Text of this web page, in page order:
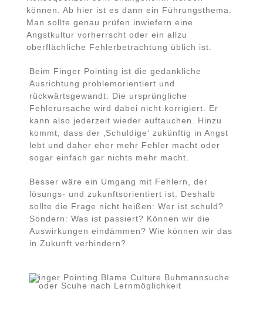
können. Ab hier ist es dann ein Führungsthema.
Man sollte genau prüfen inwiefern eine
Angstkultur vorherrscht oder ein allzu
oberflächliche Fehlerbetrachtung üblich ist.
Beim Finger Pointing ist die gedankliche
Ausrichtung problemorientiert und
rückwärtsgewandt. Die ursprüngliche
Fehlerursache wird dabei nicht korrigiert. Er
kann also jederzeit wieder auftauchen. Hinzu
kommt, dass der ‚Schuldige‘ zukünftig in Angst
lebt und daher eher mehr Fehler macht oder
sogar einfach gar nichts mehr macht.
Besser wäre ein Umgang mit Fehlern, der
lösungs- und zukunftsorientiert ist. Deshalb
sollte die Frage nicht heißen: Wer ist schuld?
Sondern: Was ist passiert? Können wir die
Auswirkungen eindämmen? Wie können wir das
in Zukunft verhindern?